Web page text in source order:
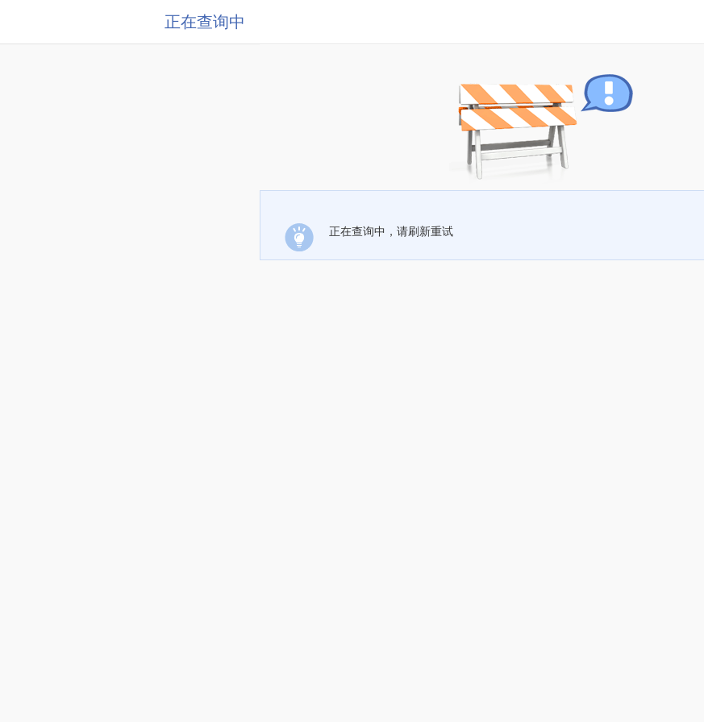
正在查询中
正在查询中，请刷新重试